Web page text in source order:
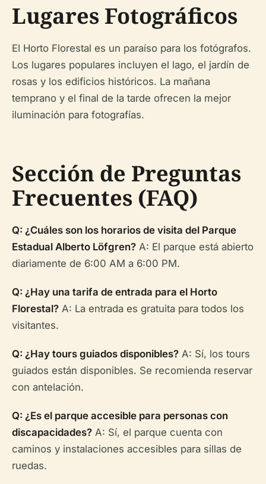
Lugares Fotográficos
El Horto Florestal es un paraíso para los fotógrafos.
Los lugares populares incluyen el lago, el jardín de
rosas y los edificios históricos. La mañana
temprano y el final de la tarde ofrecen la mejor
iluminación para fotografías.
Sección de Preguntas
Frecuentes (FAQ)
Q: ¿Cuáles son los horarios de visita del Parque
Estadual Alberto Löfgren? A: El parque está abierto
diariamente de 6:00 AM a 6:00 PM.
Q: ¿Hay una tarifa de entrada para el Horto
Florestal? A: La entrada es gratuita para todos los
visitantes.
Q: ¿Hay tours guiados disponibles? A: Sí, los tours
guiados están disponibles. Se recomienda reservar
con antelación.
Q: ¿Es el parque accesible para personas con
discapacidades? A: Sí, el parque cuenta con
caminos y instalaciones accesibles para sillas de
ruedas.